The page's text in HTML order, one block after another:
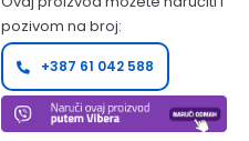
pozivom na broj:
+387 61 042 588